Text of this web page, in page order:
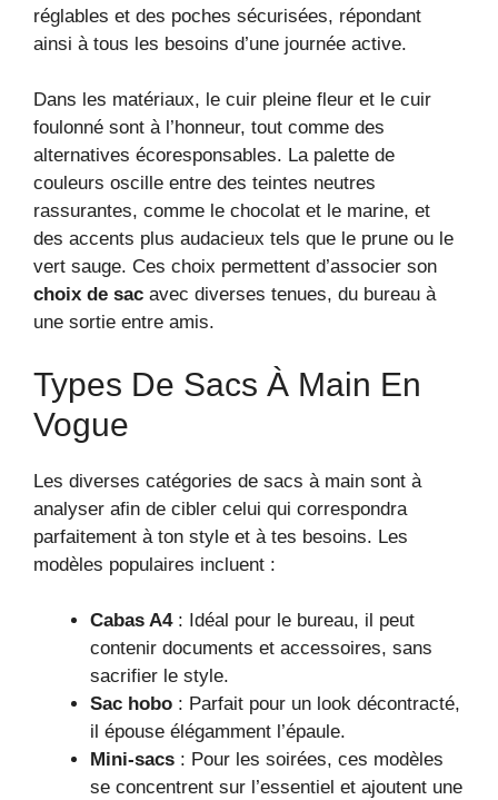
réglables et des poches sécurisées, répondant
ainsi à tous les besoins d’une journée active.
Dans les matériaux, le cuir pleine fleur et le cuir
foulonné sont à l’honneur, tout comme des
alternatives écoresponsables. La palette de
couleurs oscille entre des teintes neutres
rassurantes, comme le chocolat et le marine, et
des accents plus audacieux tels que le prune ou le
vert sauge. Ces choix permettent d’associer son
choix de sac avec diverses tenues, du bureau à
une sortie entre amis.
Types De Sacs À Main En
Vogue
Les diverses catégories de sacs à main sont à
analyser afin de cibler celui qui correspondra
parfaitement à ton style et à tes besoins. Les
modèles populaires incluent :
Cabas A4: Idéal pour le bureau, il peut
contenir documents et accessoires, sans
sacrifier le style.
Sac hobo : Parfait pour un look décontracté,
il épouse élégamment l’épaule.
Mini-sacs : Pour les soirées, ces modèles
se concentrent sur l’essentiel et ajoutent une